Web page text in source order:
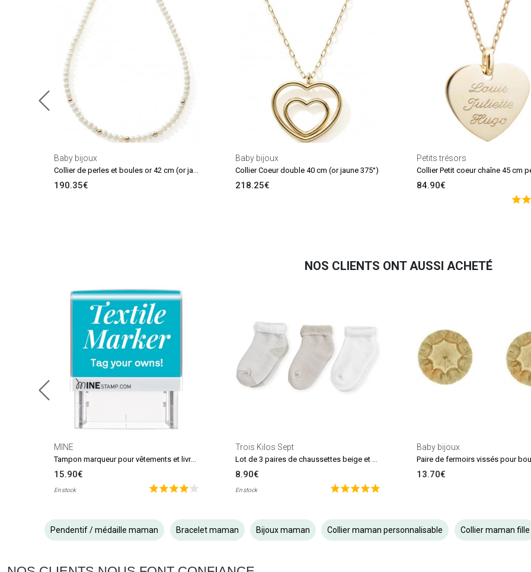
Baby bijoux
190.35€
Baby bijoux
Collier Coeur double 40 cm (or jaune 375°)
218.25€
Petits trésors
84.90€
NOS CLIENTS ONT AUSSI ACHETÉ
MINE
Tampon marqueur pour vêtements et livres MINE Stamp
15.90€
En stock
Trois Kilos Sept
8.90€
En stock
Baby bijoux
13.70€
Pendentif / médaille maman Bracelet maman Bijoux maman Collier maman personnalisable Collier maman fille